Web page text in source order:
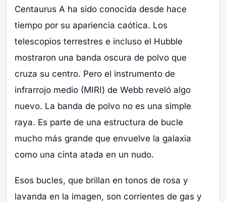
Centaurus A ha sido conocida desde hace
tiempo por su apariencia caótica. Los
telescopios terrestres e incluso el Hubble
mostraron una banda oscura de polvo que
cruza su centro. Pero el instrumento de
infrarrojo medio (MIRI) de Webb reveló algo
nuevo. La banda de polvo no es una simple
raya. Es parte de una estructura de bucle
mucho más grande que envuelve la galaxia
como una cinta atada en un nudo.
Esos bucles, que brillan en tonos de rosa y
lavanda en la imagen, son corrientes de gas y